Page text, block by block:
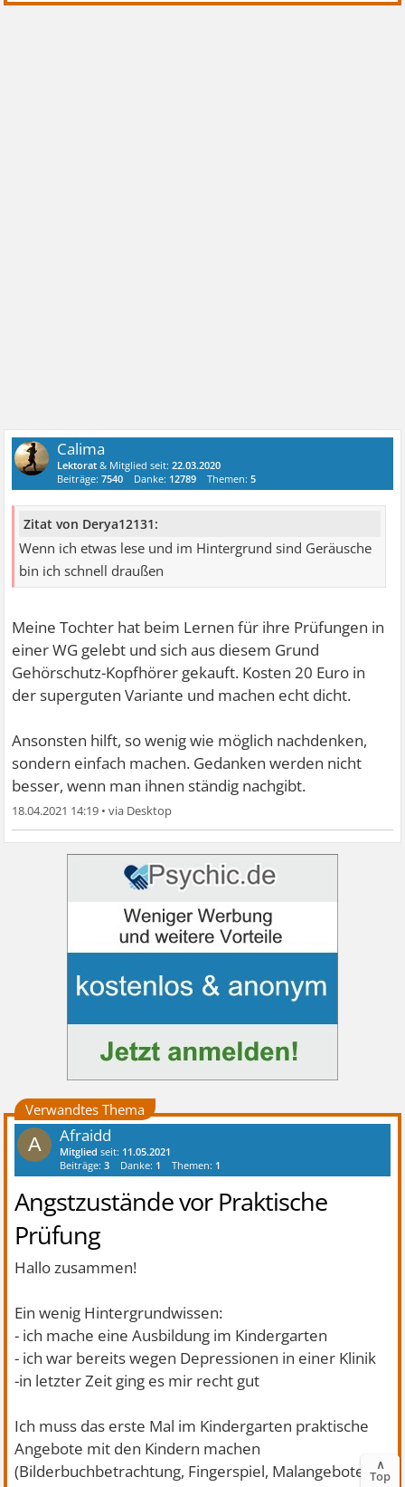
Calima
Lektorat & Mitglied seit:22.03.2020
Beiträge:7540 Danke: 12789 Themen:5
Zitat von Derya12131:
Wenn ich etwas lese und im Hintergrund sind Geräusche
bin ich schnell draußen
Meine Tochter hat beim Lernen für ihre Prüfungen in
einer WG gelebt und sich aus diesem Grund
Gehörschutz-Kopfhörer gekauft. Kosten 20 Euro in
der superguten Variante und machen echt dicht.
Ansonsten hilft, so wenig wie möglich nachdenken,
sondern einfach machen. Gedanken werden nicht
besser, wenn man ihnen ständig nachgibt.
18.04.2021 14:19 •
Verwandtes Thema
A Afraidd
Mitglied seit: 11.05.2021
Beiträge:3 Danke: 1 Themen: 1
Angstzustände vor Praktische
Prüfung
Hallo zusammen!
Ein wenig Hintergrundwissen:
- ich mache eine Ausbildung im Kindergarten
- ich war bereits wegen Depressionen in einer Klinik
-in letzter Zeit ging es mir recht gut
Ich muss das erste Mal im Kindergarten praktische
Angebote mit den Kindern machen
(Bilderbuchbetrachtung, Fingerspiel, Malangebote
∧
Top